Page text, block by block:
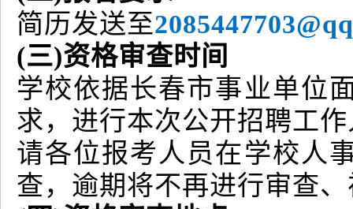
简历发送至
(三)资格审查时间
学校依据长春市事业单位
求，进行本次公开招聘工
请各位报考人员在学校人
查，逾期将不再进行审查